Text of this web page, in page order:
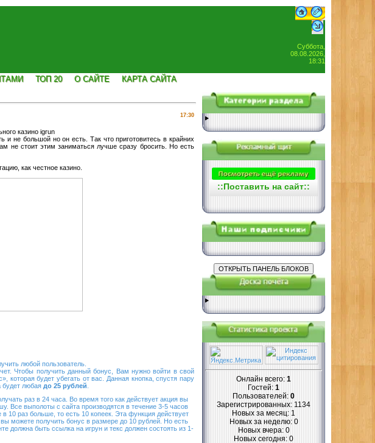
Суббота,
08.08.2026,
18:31
ТОП 20 О САЙТЕ КАРТА САЙТА
17:30
казино igrun
и не большой но он есть. Так что приготовитесь в крайних
не стоит этим заниматься лучше сразу бросить. Но есть
как честное казино.
любой пользователь.
Чтобы получить данный бонус, Вам нужно войти в свой
которая будет убегать от вас. Данная кнопка, спустя пару
будет любая до 25 рублей
раз в 24 часа. Во время того как действует акция вы
Все выполоты с сайта производятся в течение 3-5 часов
10 раз больше, то есть 10 копеек. Эта функция действует
можете получить бонус в размере до 10 рублей. Но есть
должна быть ссылка на игрун и текс должен состоять из 1-
::Поставить на сайт::
Онлайн всего: 1
Гостей: 1
Пользователей: 0
Зарегистрированных: 1134
Новых за месяц: 1
Новых за неделю: 0
Новых вчера: 0
Новых сегодня: 0